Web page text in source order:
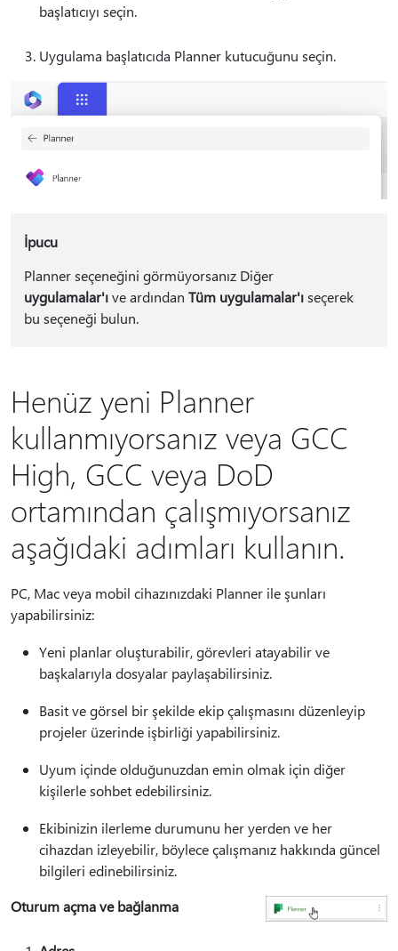
başlatıcıyı seçin.
Uygulama başlatıcıda Planner kutucuğunu seçin.
İpucu
Planner seçeneğini görmüyorsanız Diğer
uygulamalar'ıve ardından Tüm uygulamalar'ıseçerek
bu seçeneği bulun.
Henüz yeni Planner
kullanmıyorsanız veya GCC
High, GCC veya DoD
ortamından çalışmıyorsanız
aşağıdaki adımları kullanın.
PC, Mac veya mobil cihazınızdaki Planner ile şunları
yapabilirsiniz:
Yeni planlar oluşturabilir, görevleri atayabilir ve
başkalarıyla dosyalar paylaşabilirsiniz.
Basit ve görsel bir şekilde ekip çalışmasını düzenleyip
projeler üzerinde işbirliği yapabilirsiniz.
Uyum içinde olduğunuzdan emin olmak için diğer
kişilerle sohbet edebilirsiniz.
Ekibinizin ilerleme durumunu her yerden ve her
cihazdan izleyebilir, böylece çalışmanız hakkında güncel
bilgileri edinebilirsiniz.
Oturum açma ve bağlanma